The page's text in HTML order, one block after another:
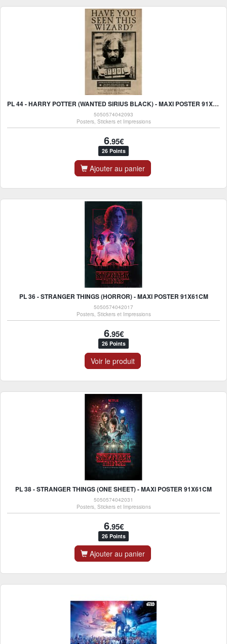
PL 44 - HARRY POTTER (WANTED SIRIUS BLACK) - MAXI POSTER 91X61CM
5050574042093
Posters, Stickers et Impressions
6.95€
26 Points
Ajouter au panier
PL 36 - STRANGER THINGS (HORROR) - MAXI POSTER 91X61CM
5050574042017
Posters, Stickers et Impressions
6.95€
26 Points
Voir le produit
PL 38 - STRANGER THINGS (ONE SHEET) - MAXI POSTER 91X61CM
5050574042031
Posters, Stickers et Impressions
6.95€
26 Points
Ajouter au panier